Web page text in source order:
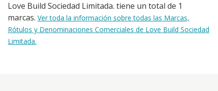
Love Build Sociedad Limitada. tiene un total de 1
marcas. Ver toda la información sobre todas las Marcas,
Rótulos y Denominaciones Comerciales de Love Build Sociedad
Limitada.